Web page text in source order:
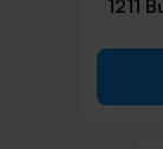
1211